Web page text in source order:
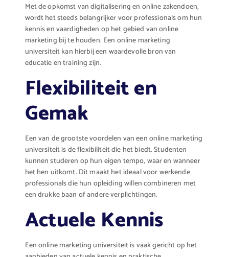
Met de opkomst van digitalisering en online zakendoen,
wordt het steeds belangrijker voor professionals om hun
kennis en vaardigheden op het gebied van online
marketing bij te houden. Een online marketing
universiteit kan hierbij een waardevolle bron van
educatie en training zijn.
Flexibiliteit en
Gemak
Een van de grootste voordelen van een online marketing
universiteit is de flexibiliteit die het biedt. Studenten
kunnen studeren op hun eigen tempo, waar en wanneer
het hen uitkomt. Dit maakt het ideaal voor werkende
professionals die hun opleiding willen combineren met
een drukke baan of andere verplichtingen.
Actuele Kennis
Een online marketing universiteit is vaak gericht op het